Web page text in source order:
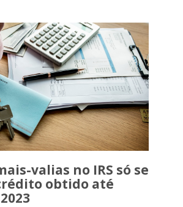
valias no IRS só se
obtido até